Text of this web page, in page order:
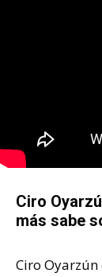
Ciro
más sabe
Ciro Oyarzún